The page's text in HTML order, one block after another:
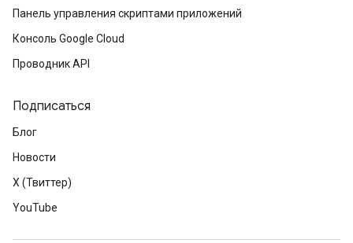
Панель управления скриптами приложений
Консоль Google Cloud
Проводник API
Подписаться
Блог
Новости
X (Твиттер)
YouTube